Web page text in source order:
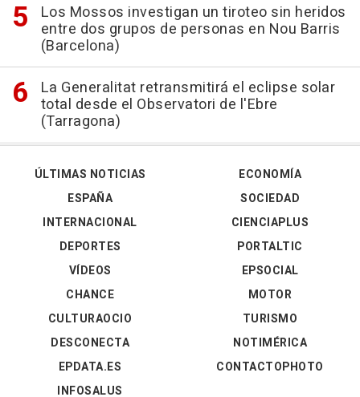
Los Mossos investigan un tiroteo sin heridos
entre dos grupos de personas en Nou Barris
(Barcelona)
La Generalitat retransmitirá el eclipse solar
total desde el Observatori de l'Ebre
(Tarragona)
ÚLTIMAS NOTICIAS
ESPAÑA
INTERNACIONAL
DEPORTES
VÍDEOS
ECONOMÍA
SOCIEDAD
CIENCIAPLUS
PORTALTIC
EPSOCIAL
CHANCE
CULTURAOCIO
DESCONECTA
EPDATA.ES
INFOSALUS
MOTOR
TURISMO
NOTIMÉRICA
CONTACTOPHOTO